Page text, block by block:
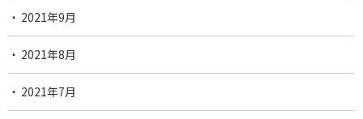
2021年9月
2021年8月
2021年7月